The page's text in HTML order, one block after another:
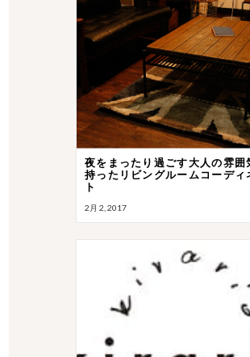
夜をまったり過ごす大人の雰囲
持ったリビングルームコーディ
ト
2月 2, 2017